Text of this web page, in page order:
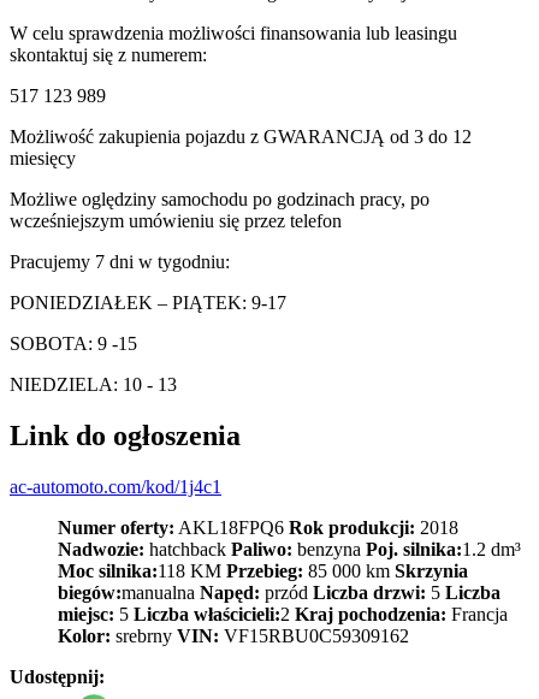
W celu sprawdzenia możliwości finansowania lub leasingu
skontaktuj się z numerem:
517 123 989
Możliwość zakupienia pojazdu z GWARANCJĄ od 3 do 12
miesięcy
Możliwe oględziny samochodu po godzinach pracy, po
wcześniejszym umówieniu się przez telefon
Pracujemy 7 dni w tygodniu:
PONIEDZIAŁEK – PIĄTEK: 9-17
SOBOTA: 9 -15
NIEDZIELA: 10 - 13
Link do ogłoszenia
ac-automoto.com/kod/1j4c1
Numer oferty: AKL18FPQ6 Rok produkcji: 2018
Nadwozie: hatchback Paliwo: benzyna Poj. silnika:1.2 dm³
Moc silnika:118 KM Przebieg: 85 000 km Skrzynia
biegów:manualna Napęd: przód Liczba drzwi: 5 Liczba
miejsc: 5 Liczba właścicieli:2 Kraj pochodzenia: Francja
Kolor: srebrny VIN: VF15RBU0C59309162
Udostępnij: